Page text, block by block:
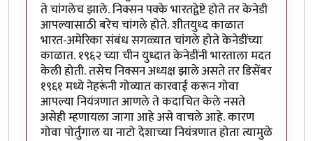
ते चांगलेच झाले. निक्सन पक्के भारतद्वेष्टे होते तर केनेडी
आपल्यासाठी बरेच चांगले होते. शीतयुध्द काळात
भारत-अमेरिका संबंध सगळ्यात चांगले होते केनेडींच्या
काळात. १९६२ च्या चीन युध्दात केनेडींनी भारताला मदत
केली होती. तसेच निक्सन अध्यक्ष झाले असते तर डिसेंबर
१९६१ मध्ये नेहरूंनी गोव्यात कारवाई करून गोवा
आपल्या नियंत्रणात आणले ते कदाचित केले नसते
असेही म्हणायला जागा आहे असे वाचले आहे. कारण
गोवा पोर्तुगाल या नाटो देशाच्या नियंत्रणात होता त्यामुळे